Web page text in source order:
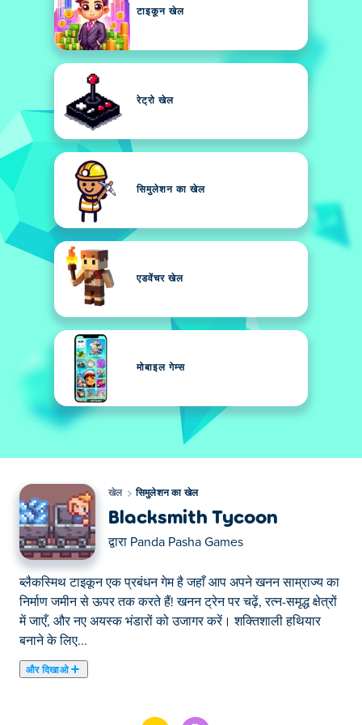
टाइकून खेल
रेट्रो खेल
सिमुलेशन का खेल
एडवेंचर खेल
मोबाइल गेम्स
खेल सिमुलेशन का खेल
Blacksmith Tycoon
द्वारा Panda Pasha Games
ब्लैकस्मिथ टाइकून एक प्रबंधन गेम है जहाँ आप अपने खनन साम्राज्य का
निर्माण जमीन से ऊपर तक करते हैं! खनन ट्रेन पर चढ़ें, रत्न-समृद्ध क्षेत्रों
में जाएँ, और नए अयस्क भंडारों को उजागर करें। शक्तिशाली हथियार
बनाने के लिए...
और दिखाओ